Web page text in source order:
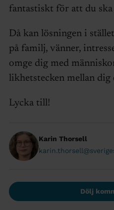
fantastiskt för att du
Då kan lösningen i
på familj, vänner,
omge dig med
likhetstecken mellan
Lycka till!
Karin Thorsell
Dölj